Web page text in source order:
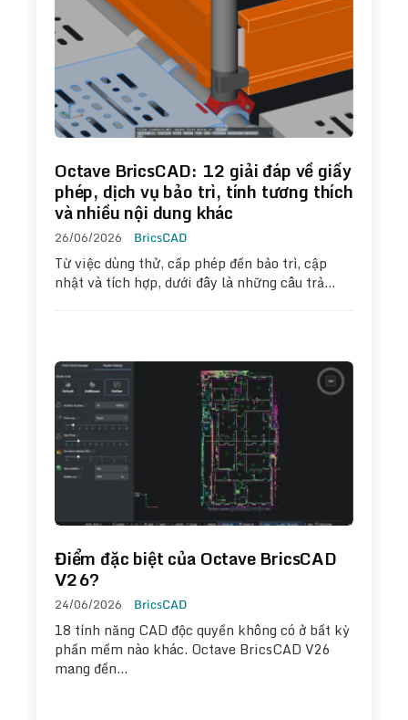
Octave BricsCAD: 12 giải đáp về giấy
phép, dịch vụ bảo trì, tính tương thích
và nhiều nội dung khác
26/06/2026 BricsCAD
Từ việc dùng thử, cấp phép đến bảo trì, cập
nhật và tích hợp, dưới đây là những câu trả…
Điểm đặc biệt của Octave BricsCAD
V26?
24/06/2026 BricsCAD
18 tính năng CAD độc quyền không có ở bất kỳ
phần mềm nào khác. Octave BricsCAD V26
mang đến…